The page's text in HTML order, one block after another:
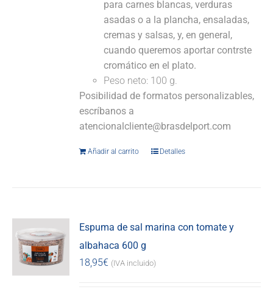
para carnes blancas, verduras
asadas o a la plancha, ensaladas,
cremas y salsas, y, en general,
cuando queremos aportar contrste
cromático en el plato.
Peso neto: 100 g.
Posibilidad de formatos personalizables,
escríbanos a
atencionalcliente@brasdelport.com
Añadir al carrito Detalles
Espuma de sal marina con tomate y
albahaca 600 g
18,95€ (IVA incluido)